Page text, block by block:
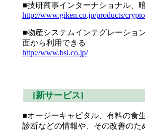
■技研商事インターナショナル、
http://www.giken.co.jp/products/
■物産システムインテグレーショ
面から利用できる
http://www.bsi.co.jp/
[新サービス]
■オージーキャピタル、有料の食
診断などの情報や、その改善のた